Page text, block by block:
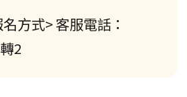
方式> 客服電話：
2